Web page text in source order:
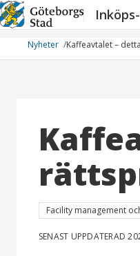
Hoppa
till
innehållNyheter Kaffeavtalet –
Facility management
SENAST UPPDATERAD